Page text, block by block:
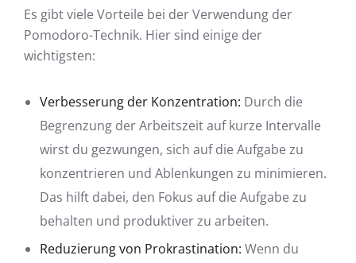
Es gibt viele Vorteile bei der Verwendung der
Pomodoro-Technik. Hier sind einige der
wichtigsten:
Verbesserung der Konzentration: Durch die
Begrenzung der Arbeitszeit auf kurze Intervalle
wirst du gezwungen, sich auf die Aufgabe zu
konzentrieren und Ablenkungen zu minimieren.
Das hilft dabei, den Fokus auf die Aufgabe zu
behalten und produktiver zu arbeiten.
Reduzierung von Prokrastination: Wenn du